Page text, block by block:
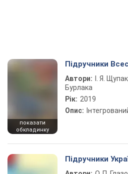
показати
обкладинку
Підручники
Автори:
І. Я.
Бурлака
Рік: 2019
Опис:
Підручники